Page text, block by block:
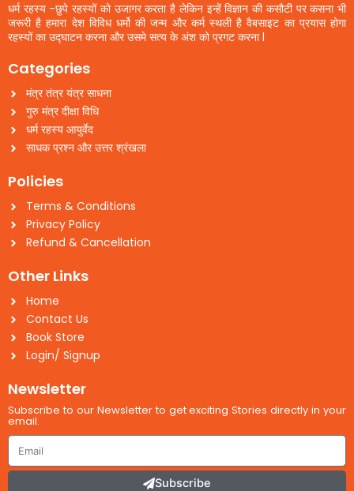
धर्म रहस्य -छुपे रहस्यों को उजागर करता है लेकिन इन्हें विज्ञान की कसौटी पर कसना भी
जरूरी है हमारा देश विविध धर्मो की जन्म और कर्म स्थली है वैबसाइट का प्रयास होगा
रहस्यों का उद्घाटन करना और उसमे सत्य के अंश को प्रगट करना l
Categories
मंत्र तंत्र यंत्र साधना
गुरु मंत्र दीक्षा विधि
धर्म रहस्य आयुर्वेद
साधक प्रश्न और उत्तर श्रंखला
Policies
Terms & Conditions
Privacy Policy
Refund & Cancellation
Other Links
Home
Contact Us
Book Store
Login/ Signup
Newsletter
Subscribe to our Newsletter to get exciting Stories directly in your
email.
Email
Subscribe